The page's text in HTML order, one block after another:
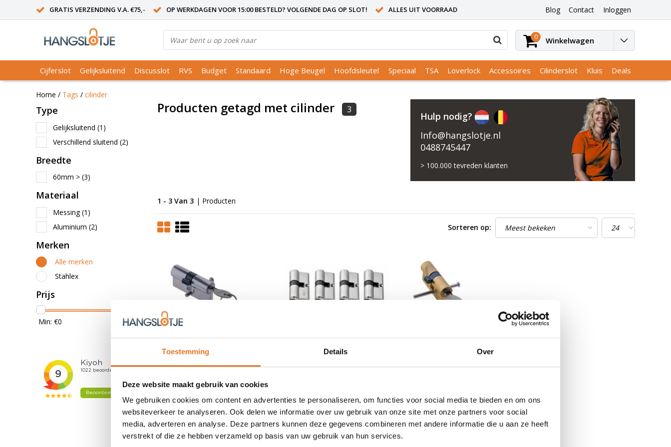
Toestemming Details Over
Deze website maakt gebruik van cookies
We gebruiken cookies om content en advertenties te personaliseren, om functies voor social media te bieden en om ons
websiteverkeer te analyseren. Ook delen we informatie over uw gebruik van onze site met onze partners voor social
media, adverteren en analyse. Deze partners kunnen deze gegevens combineren met andere informatie die u aan ze heeft
verstrekt of die ze hebben verzameld op basis van uw gebruik van hun services.
GRATIS VERZENDING V.A. €75,- OP WERKDAGEN VOOR 15:00 BESTELD? VOLGENDE DAG OP SLOT! ALLES UIT VOORRAAD Blog Contact Inloggen
0 Winkelwagen
Cijferslot Gelijksluitend Discusslot RVS Budget Standaard Hoge Beugel Hoofdsleutel Speciaal TSA Loverlock Accessoires Cilinderslot Kluis Deals
Home / Tags / cilinder
Type
Gelijksluitend (1)
Verschillend sluitend (2)
Breedte
60mm > (3)
Materiaal
Messing(1)
Aluminium (2)
Merken
Alle merken
Stahlex
Prijs
Min: €0 Max: €20
Producten getagd met cilinder 3
Hulp nodig?
Info@hangslotje.nl
0488745447
> 100.000 tevreden klanten
1 - 3 Van 3 | Producten
Sorteren op:
StahlexCilinderslot
60mm Profiel
2,99
Nog niet gewaardeerd
OP VOORRAAD
Stahlex4 stuks
17,95
Nog niet gewaardeerd
OP VOORRAAD
StahlexMessing
Nog niet gewaardeerd
OP VOORRAAD